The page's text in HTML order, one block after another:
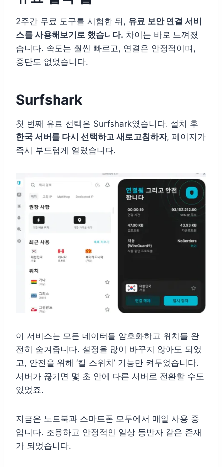
2주간 무료 도구를 시험한 뒤, 유료 보안 연결 서비
스를 사용해보기로 했습니다. 차이는 바로 느껴졌
습니다. 속도는 훨씬 빠르고, 연결은 안정적이며,
중단도 없었습니다.
Surfshark
첫 번째 유료 선택은 Surfshark였습니다. 설치 후
한국 서버를 다시 선택하고 새로고침하자, 페이지가
즉시 부드럽게 열렸습니다.
이 서비스는 모든 데이터를 암호화하고 위치를 완
전히 숨겨줍니다. 설정을 많이 바꾸지 않아도 되었
고, 안전을 위해 ‘킬 스위치’ 기능만 켜두었습니다.
서버가 끊기면 몇 초 안에 다른 서버로 전환할 수도
있었죠.
지금은 노트북과 스마트폰 모두에서 매일 사용 중
입니다. 조용하고 안정적인 일상 동반자 같은 존재
가 되었습니다.